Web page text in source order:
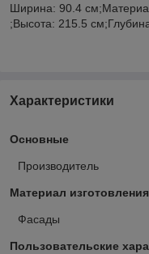
Ширина: 90.4
;Высота: 215.5
Характеристики
Основные
Производитель
Материал
Фасады
Пользовательские